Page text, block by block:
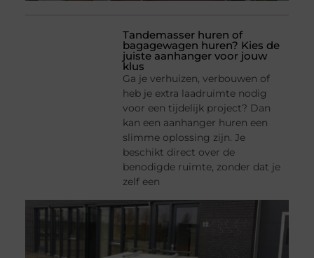
Tandemasser huren of
bagagewagen huren? Kies de
juiste aanhanger voor jouw
klus
Ga je verhuizen, verbouwen of
heb je extra laadruimte nodig
voor een tijdelijk project? Dan
kan een aanhanger huren een
slimme oplossing zijn. Je
beschikt direct over de
benodigde ruimte, zonder dat je
zelf een